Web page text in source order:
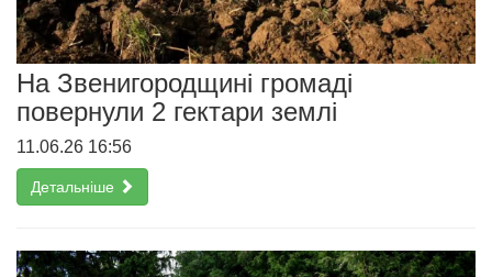
На Звенигородщині громаді
повернули 2 гектари землі
11.06.26 16:56
Детальніше